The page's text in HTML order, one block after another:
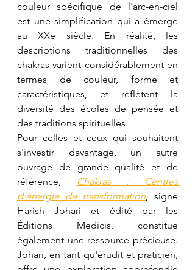
couleur spécifique de l'arc-en-ciel
est une simplification qui a émergé
au XXe siècle. En réalité, les
descriptions traditionnelles des
chakras varient considérablement en
termes de couleur, forme et
caractéristiques, et reflètent la
diversité des écoles de pensée et
des traditions spirituelles.
Pour celles et ceux qui souhaitent
s'investir davantage, un autre
ouvrage de grande qualité et de
référence,
Chakras : Centres
d'énergie de transformation, signé
Harish Johari et édité par les
Éditions Medicis, constitue
également une ressource précieuse.
Johari, en tant qu'érudit et praticien,